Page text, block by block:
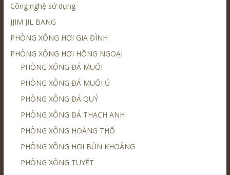
Công nghệ sử dụng
JJIM JIL BANG
PHÒNG XÔNG HƠI GIA ĐÌNH
PHÒNG XÔNG HƠI HỒNG NGOẠI
PHÒNG XÔNG ĐÁ MUỐI
PHÒNG XÔNG ĐÁ MUỐI Ủ
PHÒNG XÔNG ĐÁ QUÝ
PHÒNG XÔNG ĐÁ THẠCH ANH
PHÒNG XÔNG HOÀNG THỔ
PHÒNG XÔNG HƠI BÙN KHOÁNG
PHÒNG XÔNG TUYẾT